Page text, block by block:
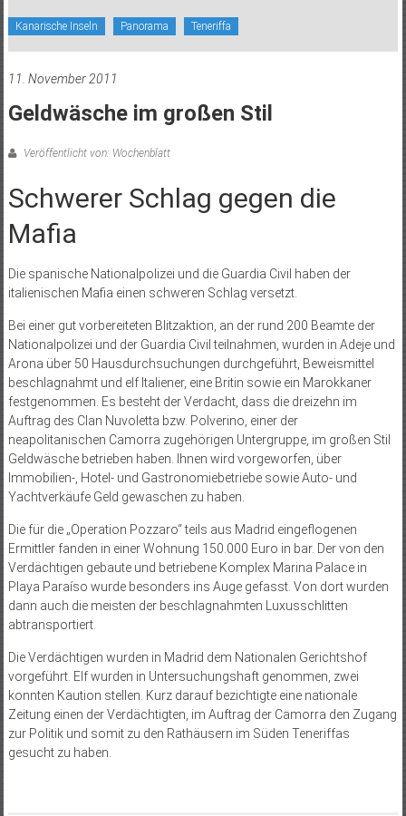
Kanarische Inseln Panorama Teneriffa
11. November 2011
Geldwäsche im großen Stil
Veröffentlicht von: Wochenblatt
Schwerer Schlag gegen die
Mafia
Die spanische Nationalpolizei und die Guardia Civil haben der
italienischen Mafia einen schweren Schlag versetzt.
Bei einer gut vorbereiteten Blitzaktion, an der rund 200 Beamte der
Nationalpolizei und der Guardia Civil teilnahmen, wurden in Adeje und
Arona über 50 Hausdurchsuchungen durchgeführt, Beweismittel
beschlagnahmt und elf Italiener, eine Britin sowie ein Marokkaner
festgenommen. Es besteht der Verdacht, dass die dreizehn im
Auftrag des Clan Nuvoletta bzw. Polverino, einer der
neapolitanischen Camorra zugehörigen Untergruppe, im großen Stil
Geldwäsche betrieben haben. Ihnen wird vorgeworfen, über
Immobilien-, Hotel- und Gastronomiebetriebe sowie Auto- und
Yachtverkäufe Geld gewaschen zu haben.
Die für die „Operation Pozzaro“ teils aus Madrid eingeflogenen
Ermittler fanden in einer Wohnung 150.000 Euro in bar. Der von den
Verdächtigen gebaute und betriebene Komplex Marina Palace in
Playa Paraíso wurde besonders ins Auge gefasst. Von dort wurden
dann auch die meisten der beschlagnahmten Luxusschlitten
abtransportiert.
Die Verdächtigen wurden in Madrid dem Nationalen Gerichtshof
vorgeführt. Elf wurden in Untersuchungshaft genommen, zwei
konnten Kaution stellen. Kurz darauf bezichtigte eine nationale
Zeitung einen der Verdächtigten, im Auftrag der Camorra den Zugang
zur Politik und somit zu den Rathäusern im Süden Teneriffas
gesucht zu haben.